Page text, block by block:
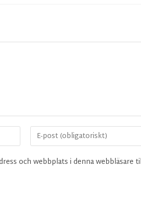
och webbplats i denna webbläsare